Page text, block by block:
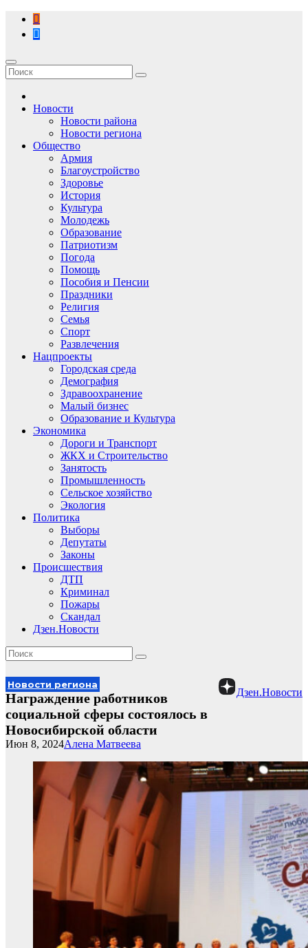
Перейти
содержимому
Новости
Новости района
Новости региона
Общество
Армия
Благоустройство
Здоровье
История
Культура
Молодежь
Образование
Патриотизм
Погода
Помощь
Пособия и Пенсии
Праздники
Религия
Семья
Спорт
Развлечения
Нацпроекты
Городская среда
Демография
Здравоохранение
Малый бизнес
Образование и Культура
Экономика
Дороги и Транспорт
ЖКХ и Строительство
Занятость
Промышленность
Сельское хозяйство
Экология
Политика
Выборы
Депутаты
Законы
Происшествия
ДТП
Криминал
Пожары
Скандал
Дзен.Новости
Дзен.Новости
Новости региона
Награждение работников
социальной сферы состоялось в
Новосибирской области
Алена Матвеева
Июн 8, 2024